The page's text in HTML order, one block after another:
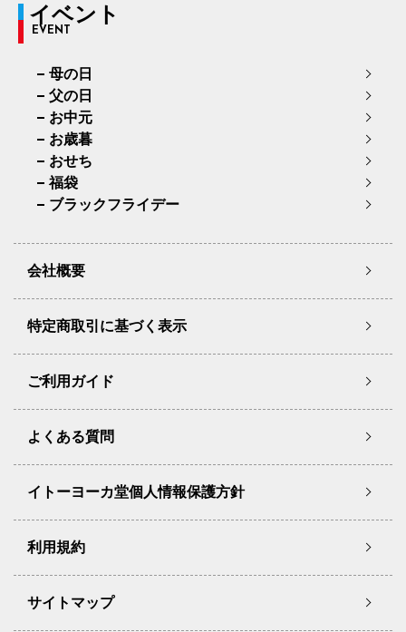
イベント
EVENT
母の日
父の日
お中元
お歳暮
おせち
福袋
ブラックフライデー
会社概要
特定商取引に基づく表示
ご利用ガイド
よくある質問
イトーヨーカ堂個人情報保護方針
利用規約
サイトマップ